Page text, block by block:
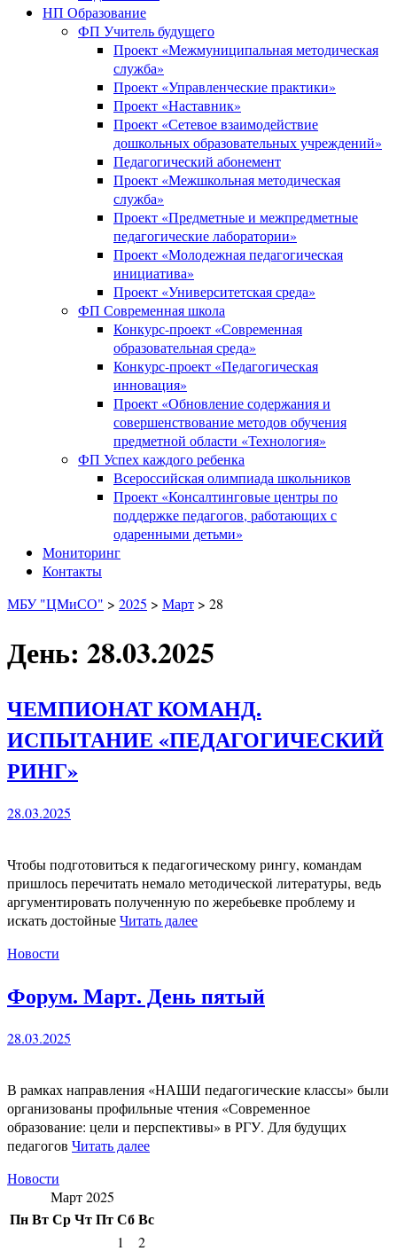
НП Образование
ФП Учитель будущего
Проект «Межмуниципальная методическая
служба»
Проект «Управленческие практики»
Проект «Наставник»
Проект «Сетевое взаимодействие
дошкольных образовательных учреждений»
Педагогический абонемент
Проект «Межшкольная методическая
служба»
Проект «Предметные и межпредметные
педагогические лаборатории»
Проект «Молодежная педагогическая
инициатива»
Проект «Университетская среда»
ФП Современная школа
Конкурс-проект «Современная
образовательная среда»
Конкурс-проект «Педагогическая
инновация»
Проект «Обновление содержания и
совершенствование методов обучения
предметной области «Технология»
ФП Успех каждого ребенка
Всероссийская олимпиада школьников
Проект «Консалтинговые центры по
поддержке педагогов, работающих с
одаренными детьми»
Мониторинг
Контакты
МБУ "ЦМиСО" > 2025 > Март > 28
День: 28.03.2025
ЧЕМПИОНАТ КОМАНД.
ИСПЫТАНИЕ «ПЕДАГОГИЧЕСКИЙ
РИНГ»
28.03.2025
Чтобы подготовиться к педагогическому рингу, командам
пришлось перечитать немало методической литературы, ведь
аргументировать полученную по жеребьевке проблему и
искать достойныеЧитать далее
Новости
Форум. Март. День пятый
28.03.2025
В рамках направления «НАШИ педагогические классы» были
организованы профильные чтения «Современное
образование: цели и перспективы» в РГУ. Для будущих
педагогов Читать далее
Новости
Март 2025
ПнВтСрЧтПтСбВс
1
2